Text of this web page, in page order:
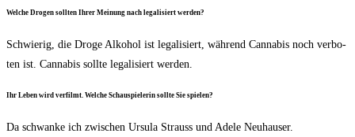
Wel­che Dro­gen soll­ten Ihrer Mei­nung nach lega­li­siert werden?
Schwie­rig, die Dro­ge Alko­hol ist lega­li­siert, wäh­rend Can­na­bis noch ver­bo­
ten ist. Can­na­bis soll­te lega­li­siert werden.
Ihr Leben wird ver­filmt. Wel­che Schau­spie­le­rin soll­te Sie spielen?
Da schwan­ke ich zwi­schen Ursu­la Strauss und Ade­le Neuhauser.